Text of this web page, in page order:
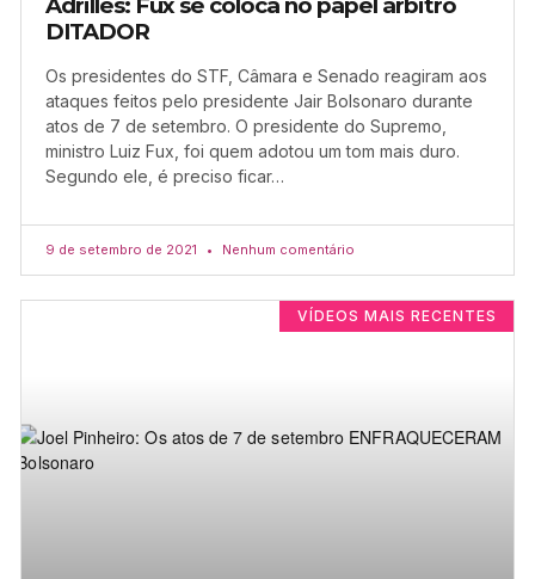
DITADOR
Os presidentes do STF, Câmara e Senado reagiram aos
ataques feitos pelo presidente Jair Bolsonaro durante
atos de 7 de setembro. O presidente do Supremo,
ministro Luiz Fux, foi quem adotou um tom mais duro.
Segundo ele, é preciso ficar…
9 de setembro de 2021 Nenhum comentário
VÍDEOS MAIS RECENTES